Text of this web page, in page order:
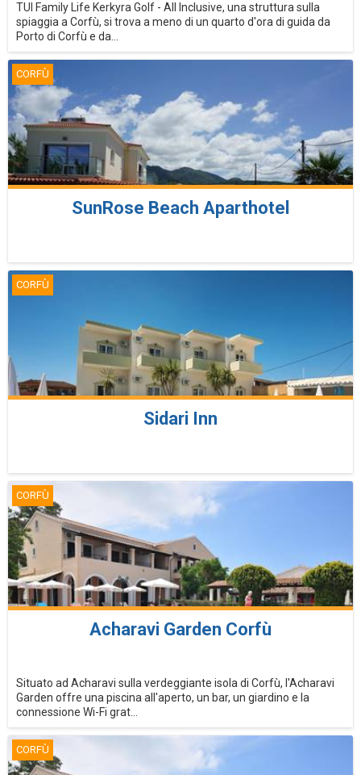
TUI Family Life Kerkyra Golf - All Inclusive, una struttura sulla
spiaggia a Corfù, si trova a meno di un quarto d'ora di guida da
Porto di Corfù e da...
CORFÙ
SunRose Beach Aparthotel
CORFÙ
Sidari Inn
CORFÙ
Acharavi Garden Corfù
Situato ad Acharavi sulla verdeggiante isola di Corfù, l'Acharavi
Garden offre una piscina all'aperto, un bar, un giardino e la
connessione Wi-Fi grat...
CORFÙ